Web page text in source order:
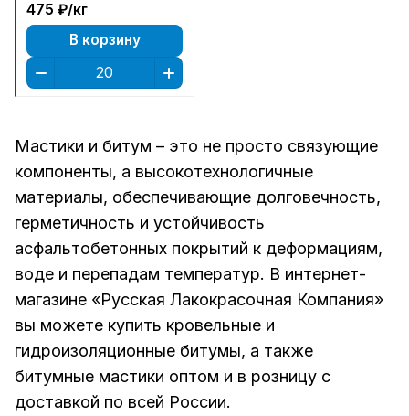
475 ₽/кг
В корзину
Мастики и битум – это не просто связующие
компоненты, а высокотехнологичные
материалы, обеспечивающие долговечность,
герметичность и устойчивость
асфальтобетонных покрытий к деформациям,
воде и перепадам температур. В интернет-
магазине «Русская Лакокрасочная Компания»
вы можете купить кровельные и
гидроизоляционные битумы, а также
битумные мастики оптом и в розницу с
доставкой по всей России.